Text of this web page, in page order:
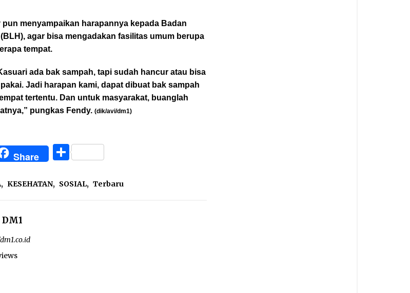
menyampaikan harapannya kepada Badan
agar bisa mengadakan fasilitas umum berupa
tempat.
ada bak sampah, tapi sudah hancur atau bisa
Jadi harapan kami, dapat dibuat bak sampah
tertentu. Dan untuk masyarakat, buanglah
pungkas Fendy.(dik/avi/dm1)
Share Share
, KESEHATAN, SOSIAL, Terbaru